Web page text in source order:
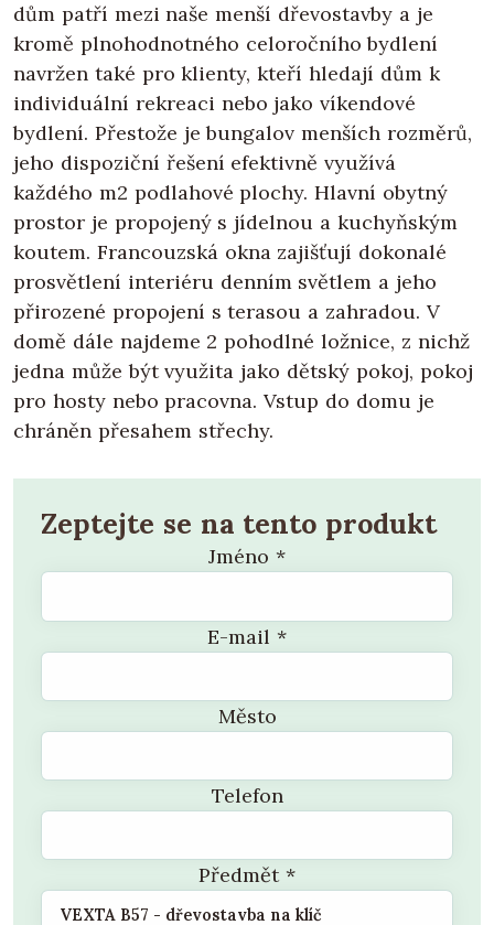
dům patří mezi naše menší dřevostavby a je
kromě plnohodnotného celoročního bydlení
navržen také pro klienty, kteří hledají dům k
individuální rekreaci nebo jako víkendové
bydlení. Přestože je bungalov menších rozměrů,
jeho dispoziční řešení efektivně využívá
každého m2 podlahové plochy. Hlavní obytný
prostor je propojený s jídelnou a kuchyňským
koutem. Francouzská okna zajišťují dokonalé
prosvětlení interiéru denním světlem a jeho
přirozené propojení s terasou a zahradou. V
domě dále najdeme 2 pohodlné ložnice, z nichž
jedna může být využita jako dětský pokoj, pokoj
pro hosty nebo pracovna. Vstup do domu je
chráněn přesahem střechy.
Zeptejte se na tento produkt
Jméno *
E-mail *
Město
Telefon
Předmět*